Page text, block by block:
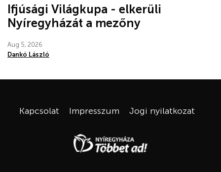
Ifjúsági Világkupa - elkerüli
Nyíregyházát a mezőny
Aug 5, 2026
Dankó László
Kapcsolat Impresszum Jogi nyilatkozat